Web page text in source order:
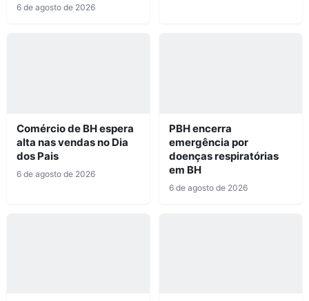
6 de agosto de 2026
Comércio de BH espera
alta nas vendas no Dia
dos Pais
6 de agosto de 2026
PBH encerra
emergência por
doenças respiratórias
em BH
6 de agosto de 2026